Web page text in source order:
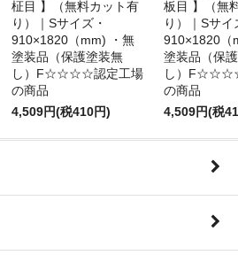
柾目 】（無料カット有
り）｜Sサイズ・
910×1820（mm) ・無
塗装品（保護塗装無
し）F☆☆☆☆認定工場
の商品
4,509円(税410円)
板目 】（無
り）｜Sサイ
910×1820（
塗装品（保
し）
の商品
4,509円(税